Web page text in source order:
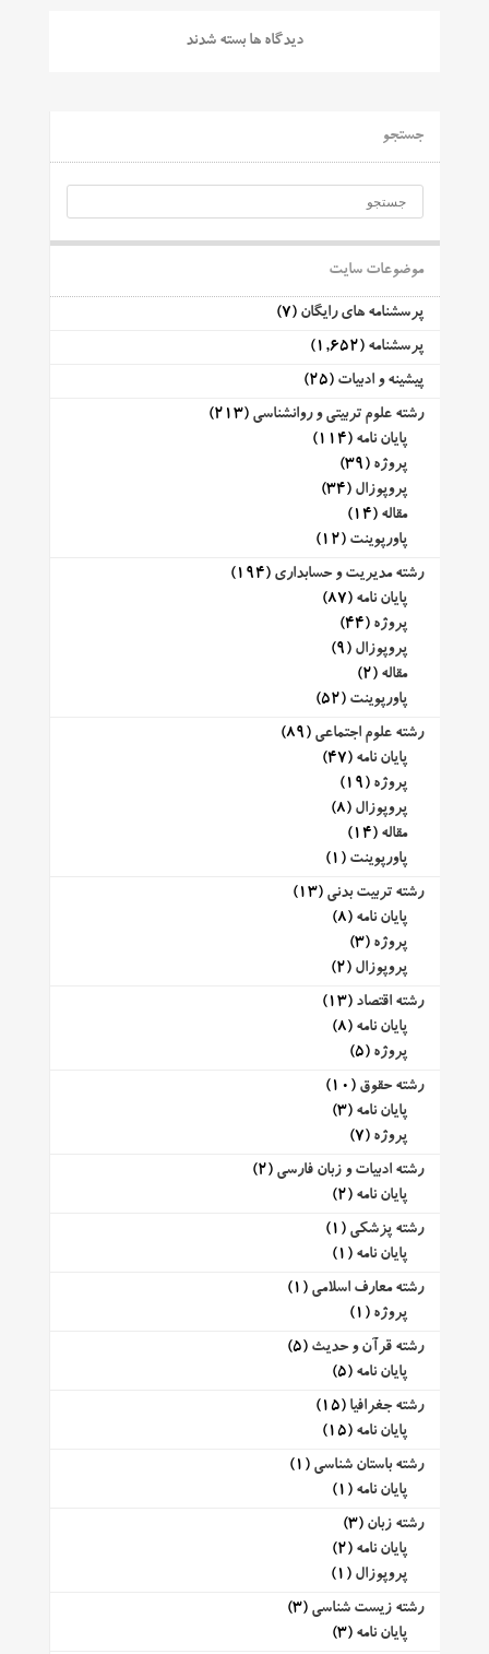
دیدگاه ها بسته شدند
جستجو
موضوعات سایت
پرسشنامه های رایگان (7)
پرسشنامه (1,652)
پیشینه و ادبیات (25)
رشته علوم تربیتی و روانشناسی (213)
پایان نامه (114)
پروژه (39)
پروپوزال (34)
مقاله (14)
پاورپوینت (12)
رشته مدیریت و حسابداری (194)
پایان نامه (87)
پروژه (44)
پروپوزال (9)
مقاله (2)
پاورپوینت (52)
رشته علوم اجتماعی (89)
پایان نامه (47)
پروژه (19)
پروپوزال (8)
مقاله (14)
پاورپوینت (1)
رشته تربیت بدنی (13)
پایان نامه (8)
پروژه (3)
پروپوزال (2)
رشته اقتصاد (13)
پایان نامه (8)
پروژه (5)
رشته حقوق (10)
پایان نامه (3)
پروژه (7)
رشته ادبیات و زبان فارسی (2)
پایان نامه (2)
رشته پزشکی (1)
پایان نامه (1)
رشته معارف اسلامی (1)
پروژه (1)
رشته قرآن و حدیث (5)
پایان نامه (5)
رشته جغرافیا (15)
پایان نامه (15)
رشته باستان شناسی (1)
پایان نامه (1)
رشته زبان (3)
پایان نامه (2)
پروپوزال (1)
رشته زیست شناسی (3)
پایان نامه (3)